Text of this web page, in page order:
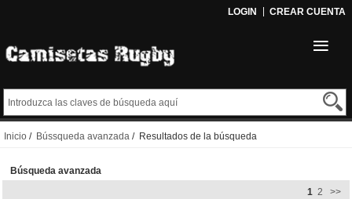
LOGIN CREAR CUENTA
Inicio / Bússqueda avanzada / Resultados de la búsqueda
Búsqueda avanzada
1 2 >>